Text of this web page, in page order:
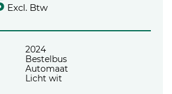
Excl. Btw
2024
Bestelbus
Automaat
Licht wit